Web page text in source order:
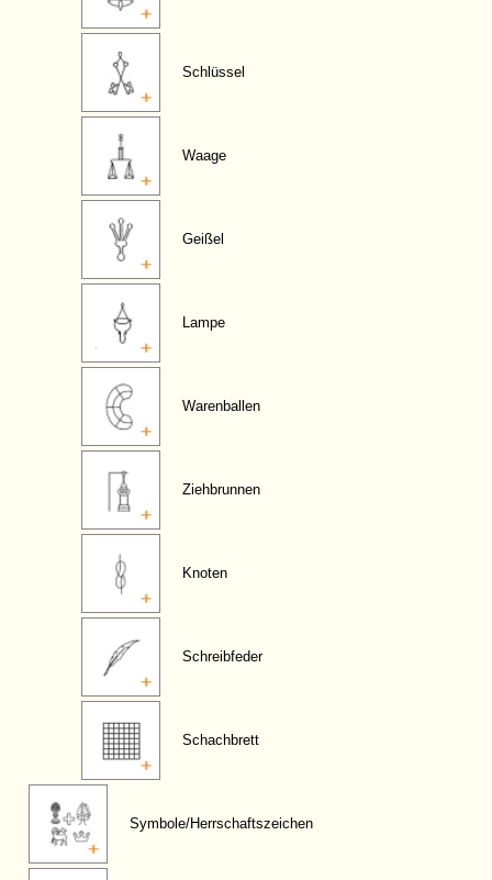
Schlüssel
Waage
Geißel
Lampe
Warenballen
Ziehbrunnen
Knoten
Schreibfeder
Schachbrett
Symbole/Herrschaftszeichen